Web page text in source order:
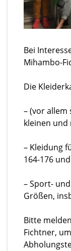
Bei
Mihambo-
Die
– (vor
kleinen
– Kleidung
164-176 und
– Sport-
Größen,
Bitte
Fichtner,